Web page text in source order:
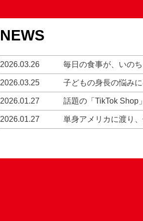
NEWS
2026.03.26 毎日の食事が、いの
2026.03.25 子どもの身長の悩み
2026.01.27 話題の「TikTok Shop
2026.01.27 単身アメリカに渡り